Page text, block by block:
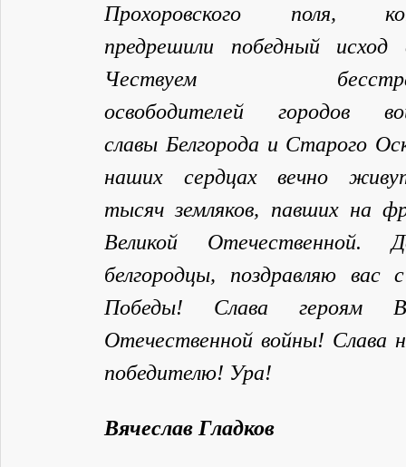
Прохоровского поля,
предрешили победный исход
Чествуем
освободителей городов
славы Белгорода и Старого
наших сердцах вечно
тысяч земляков, павших на
Великой Отечественной.
белгородцы, поздравляю вас
Победы! Слава героям
Отечественной войны! Слава
победителю! Ура!
Вячеслав Гладков